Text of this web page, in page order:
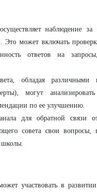
наблюдение за
может включать
ответов на запросы,
обладая различными
могут
по ее улучшению.
для обратной связи
совета свои вопросы,
школы.
участвовать в